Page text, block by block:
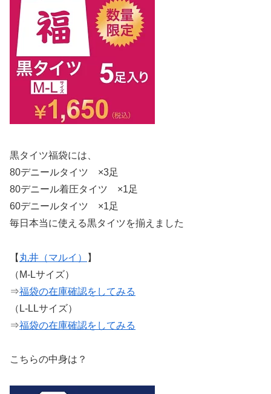
黒タイツ福袋には、
80デニールタイツ ×3足
80デニール着圧タイツ ×1足
60デニールタイツ ×1足
毎日本当に使える黒タイツを揃えました
【 丸井（マルイ）
】
（M-Lサイズ）
⇒福袋の在庫確認をしてみる
（L-LLサイズ）
⇒福袋の在庫確認をしてみる
こちらの中身は？